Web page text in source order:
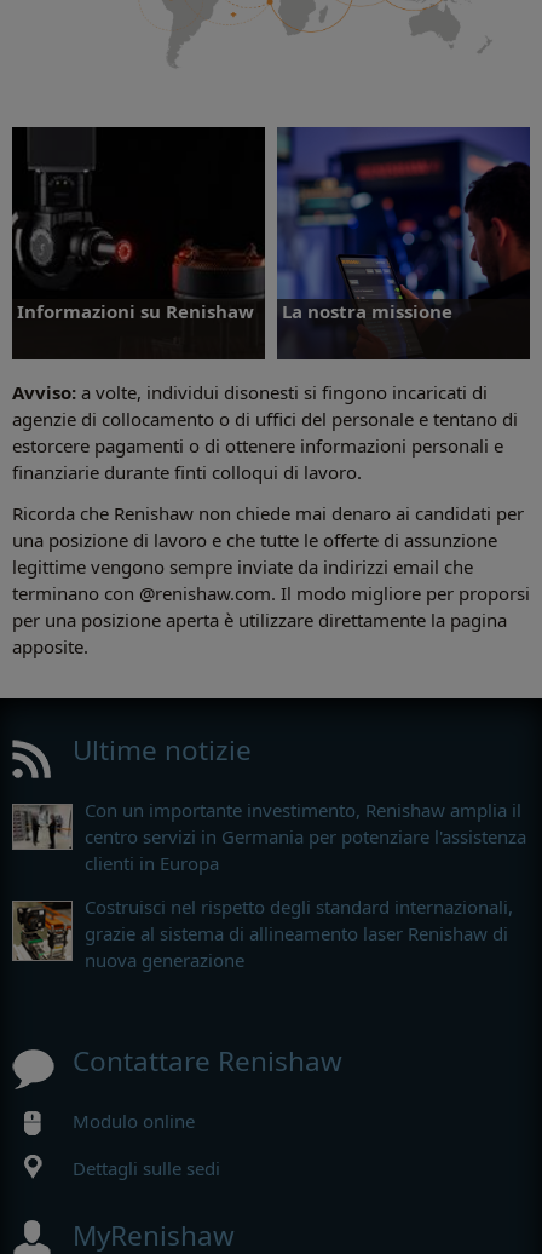
Informazioni su Renishaw
Informazioni su Renishaw
La nostra missione
La nostra missione
Avviso: a volte, individui disonesti si fingono incaricati di
agenzie di collocamento o di uffici del personale e tentano di
estorcere pagamenti o di ottenere informazioni personali e
finanziarie durante finti colloqui di lavoro.
Ricorda che Renishaw non chiede mai denaro ai candidati per
una posizione di lavoro e che tutte le offerte di assunzione
legittime vengono sempre inviate da indirizzi email che
terminano con @renishaw.com. Il modo migliore per proporsi
per una posizione aperta è utilizzare direttamente la pagina
apposite.
Ultime notizie
Con un importante investimento, Renishaw amplia il
centro servizi in Germania per potenziare l'assistenza
clienti in Europa
Costruisci nel rispetto degli standard internazionali,
grazie al sistema di allineamento laser Renishaw di
nuova generazione
Contattare Renishaw
Modulo online
Dettagli sulle sedi
MyRenishaw